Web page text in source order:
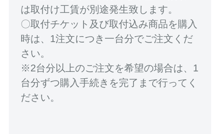
は取付け工賃が別途発生致します。
〇取付チケット及び取付込み商品を購入
時は、1注文につき一台分でご注文くだ
さい。
※2台分以上のご注文を希望の場合は、1
台分ずつ購入手続きを完了まで行ってく
ださい。